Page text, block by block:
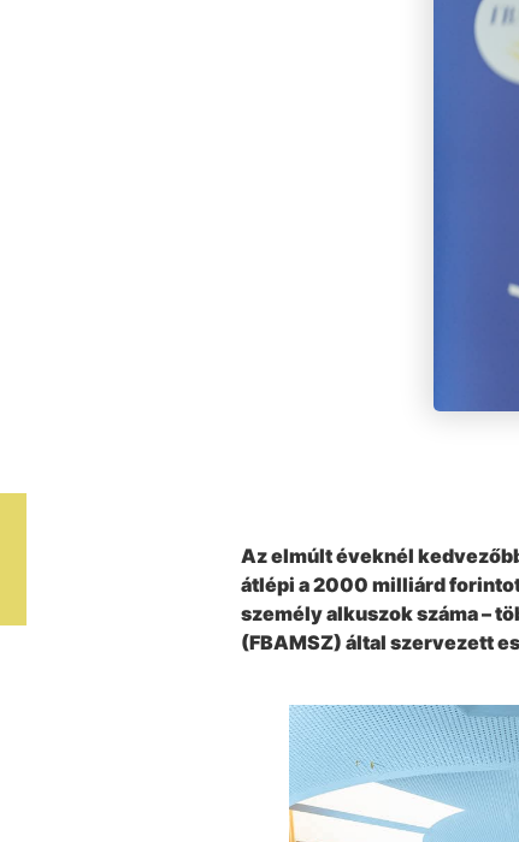
Az elmúlt éveknél
átlépi a 2000 milliárd
személy alkuszok száma –
(FBAMSZ) által szervezett